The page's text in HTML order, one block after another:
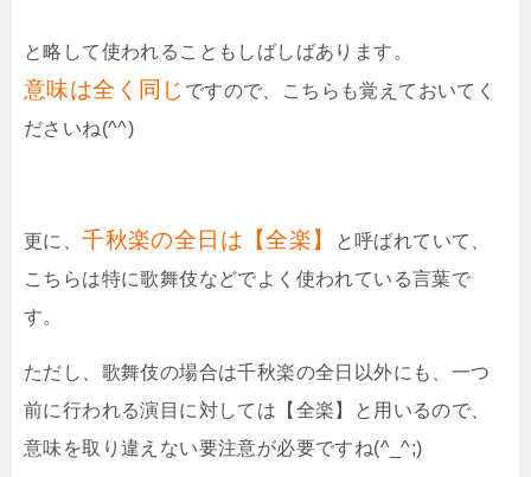
と略して使われることもしばしばあります。
意味は全く同じ ですので、こちらも覚えておいてく
ださいね(^^)
更に、千秋楽の全日は【全楽】
と呼ばれていて、
こちらは特に歌舞伎などでよく使われている言葉で
す。
ただし、歌舞伎の場合は千秋楽の全日以外にも、一つ
前に行われる演目に対しては【全楽】と用いるので、
意味を取り違えない要注意が必要ですね(^_^;)